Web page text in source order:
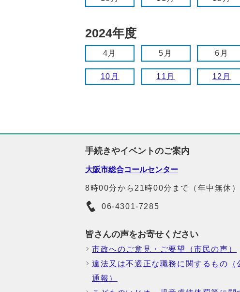
2024年度
4月 5月 6月
10月 11月 12月
手続きやイベントのご案内
大阪市総合コールセンター
8時00分から21時00分まで（年中無休）
06-4301-7285
皆さんの声をお寄せください
市政へのご意見・ご要望（市民の声）
違法又は不適正な職務に関するもの（
通報）